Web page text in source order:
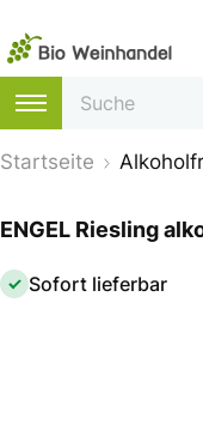
Startseite
ENGEL Riesling
Sofort lieferbar